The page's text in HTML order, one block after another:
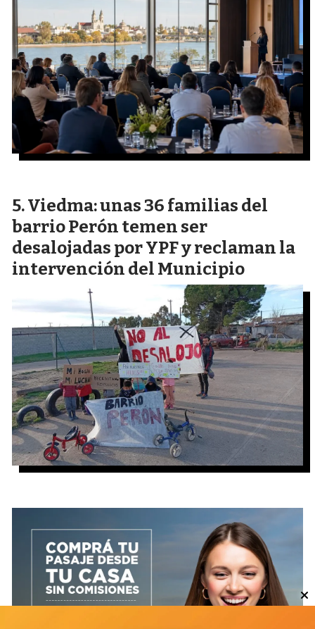
Viedma: unas 36 familias del
barrio Perón temen ser
desalojadas por YPF y reclaman la
intervención del Municipio